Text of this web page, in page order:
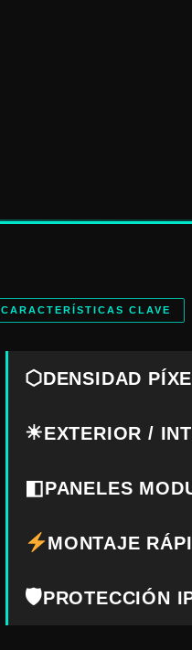
CARACTERÍSTICAS CLAVE
⬡DENSIDAD
☀EXTERIOR /
◧PANELES
MONTAJE
🛡PROTECCIÓN